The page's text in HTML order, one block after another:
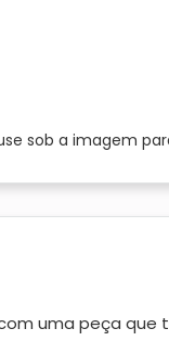
sob a imagem
uma peça que